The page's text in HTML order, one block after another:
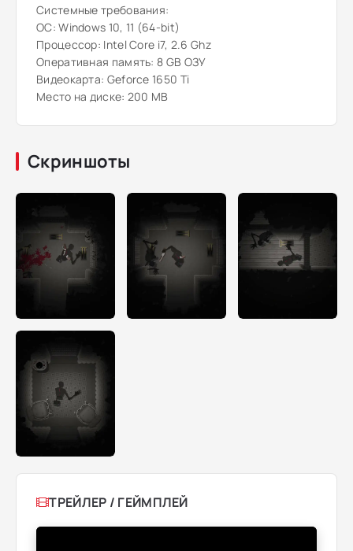
Системные требования:
ОС: Windows 10, 11 (64-bit)
Процессор: Intel Core i7, 2.6 Ghz
Оперативная память: 8 GB ОЗУ
Видеокарта: Geforce 1650 Ti
Место на диске: 200 MB
Скриншоты
ТРЕЙЛЕР / ГЕЙМПЛЕЙ